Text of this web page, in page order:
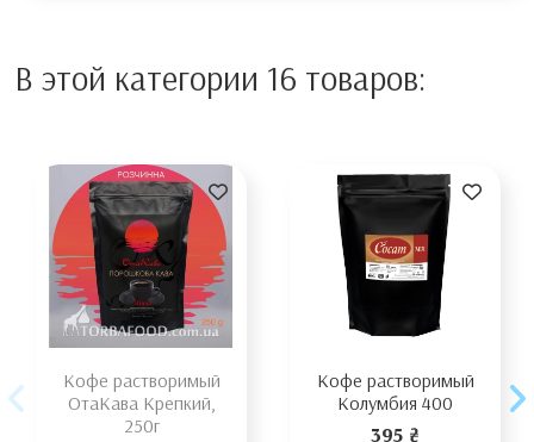
В этой категории 16 товаров:
Кофе растворимый
ОтаКава Крепкий,
250г
Кофе растворимый
Колумбия 400
395 ₴